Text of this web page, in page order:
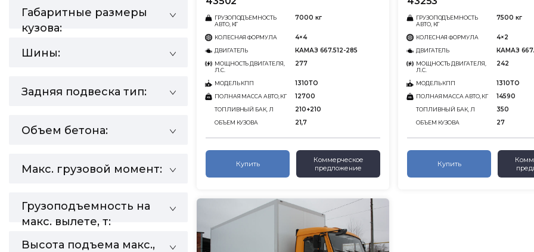
Габаритные размеры
кузова:
Шины:
Задняя подвеска тип:
Объем бетона:
Макс. грузовой момент:
Грузоподъемность на
макс. вылете, т:
Высота подъема макс.,
ГРУЗОПОДЪЕМНОСТЬ
АВТО, КГ
7000 кг
КОЛЕСНАЯ ФОРМУЛА 4×4
ДВИГАТЕЛЬ КАМАЗ 667.512-285
МОЩНОСТЬ ДВИГАТЕЛЯ,
Л.С.
277
МОДЕЛЬ КПП 1310ТО
ПОЛНАЯ МАССА АВТО, КГ 12700
ТОПЛИВНЫЙ БАК, Л 210+210
ОБЪЕМ КУЗОВА 21,7
Купить
Коммерческое
предложение
ГРУЗОПОДЪЕМНОСТЬ
АВТО, КГ
7500 кг
КОЛЕСНАЯ ФОРМУЛА 4×2
ДВИГАТЕЛЬ КАМАЗ
МОЩНОСТЬ ДВИГАТЕЛЯ,
Л.С.
242
МОДЕЛЬ КПП 1310ТО
ПОЛНАЯ МАССА АВТО, КГ 14590
ТОПЛИВНЫЙ БАК, Л 350
ОБЪЕМ КУЗОВА 27
Купить